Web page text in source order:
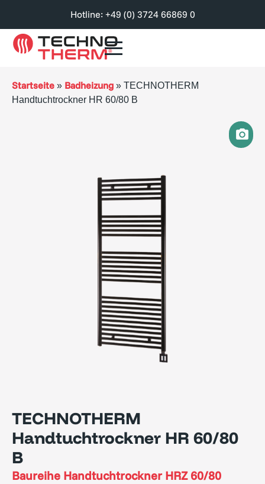
Hotline: +49 (0) 3724 66869 0
Startseite » Badheizung » TECHNOTHERM
Handtuchtrockner HR 60/80 B
TECHNOTHERM
Handtuchtrockner HR 60/80
B
Baureihe Handtuchtrockner HRZ 60/80